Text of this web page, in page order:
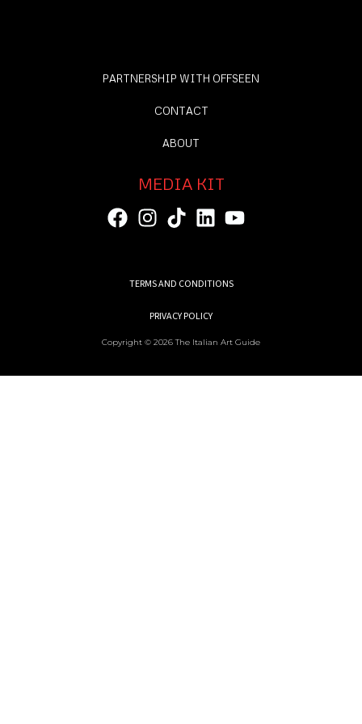
PARTNERSHIP WITH OFFSEEN
CONTACT
ABOUT
MEDIA KIT
TERMS AND CONDITIONS
PRIVACY POLICY
Copyright © 2026 The Italian Art Guide